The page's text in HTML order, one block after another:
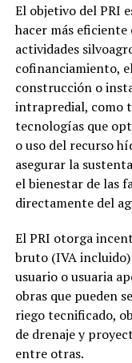
El objetivo del PRI
hacer más
actividades
cofinanciamiento,
construcción o
intrapredial, como
tecnologías que
o uso del recurso
asegurar la
el bienestar de las
directamente del
El PRI otorga
bruto (IVA incluido)
usuario o usuaria
obras que pueden
riego tecnificado,
de drenaje y
entre otras.